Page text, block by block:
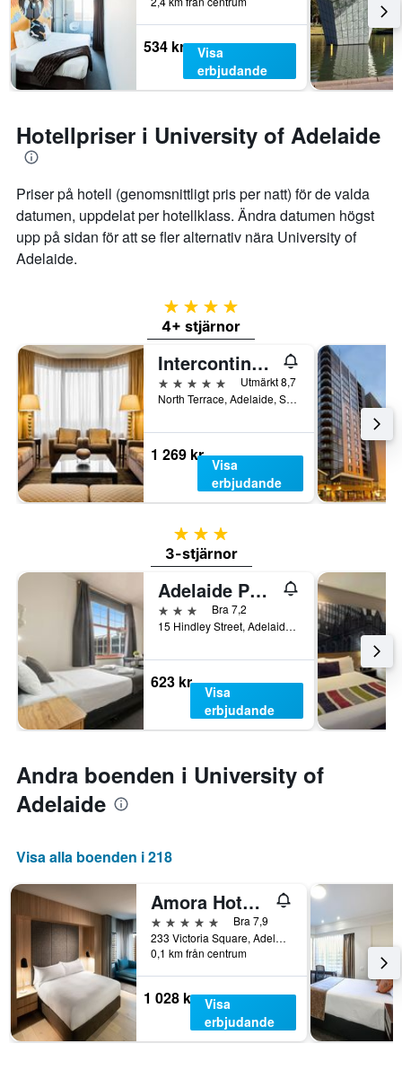
534 kr
Visa
erbjudande
Hotellpriser i University of Adelaide
Priser på hotell (genomsnittligt pris per natt) för de valda
datumen, uppdelat per hotellklass. Ändra datumen högst
upp på sidan för att se fler alternativ nära University of
Adelaide.
4 stjärnor
4+ stjärnor
Intercontinental Hotels Adelaide By IHG
5 stjärnor
Utmärkt 8,7
North Terrace, Adelaide, SA, Australien
1 269 kr
Visa
erbjudande
3 stjärnor
3-stjärnor
Adelaide Paringa
3 stjärnorBra 7,2
15 Hindley Street, Adelaide, SA, Australien
623 kr
Visa
erbjudande
Andra boenden i University of
Adelaide
Visa alla boenden i 218
Amora Hotel Adelaide
5 stjärnor
Bra 7,9
233 Victoria Square, Adelaide, SA, Australien
0,1 km från centrum
1 028 kr Visa
erbjudande